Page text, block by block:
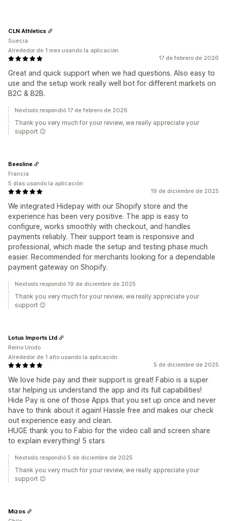
17 de febrero de 2026
Great and quick support when we had questions. Also easy to
use and the setup work really well bot for different markets on
B2C & B2B.
CLN Athletics
Suecia
Alrededor de 1 mes usando la aplicación
Nextools respondió 17 de febrero de 2026
Thank you very much for your review, we really appreciate your
support 😊
19 de diciembre de 2025
We integrated Hidepay with our Shopify store and the
experience has been very positive. The app is easy to
configure, works smoothly with checkout, and handles
payments reliably. Their support team is responsive and
professional, which made the setup and testing phase much
easier. Recommended for merchants looking for a dependable
payment gateway on Shopify.
Beesline
Francia
5 días usando la aplicación
Nextools respondió 19 de diciembre de 2025
Thank you very much for your review, we really appreciate your
support 😊
5 de diciembre de 2025
We love hide pay and their support is great! Fabio is a super
star helping us understand the app and its full capabilities!
Hide Pay is one of those Apps that you set up once and never
have to think about it again! Hassle free and makes our check
out experience easy and clean.
HUGE thank you to Fabio for the video call and screen share
to explain everything! 5 stars
Lotus Imports Ltd
Reino Unido
Alrededor de 1 año usando la aplicación
Nextools respondió 5 de diciembre de 2025
Thank you very much for your review, we really appreciate your
support 😊
Mizos